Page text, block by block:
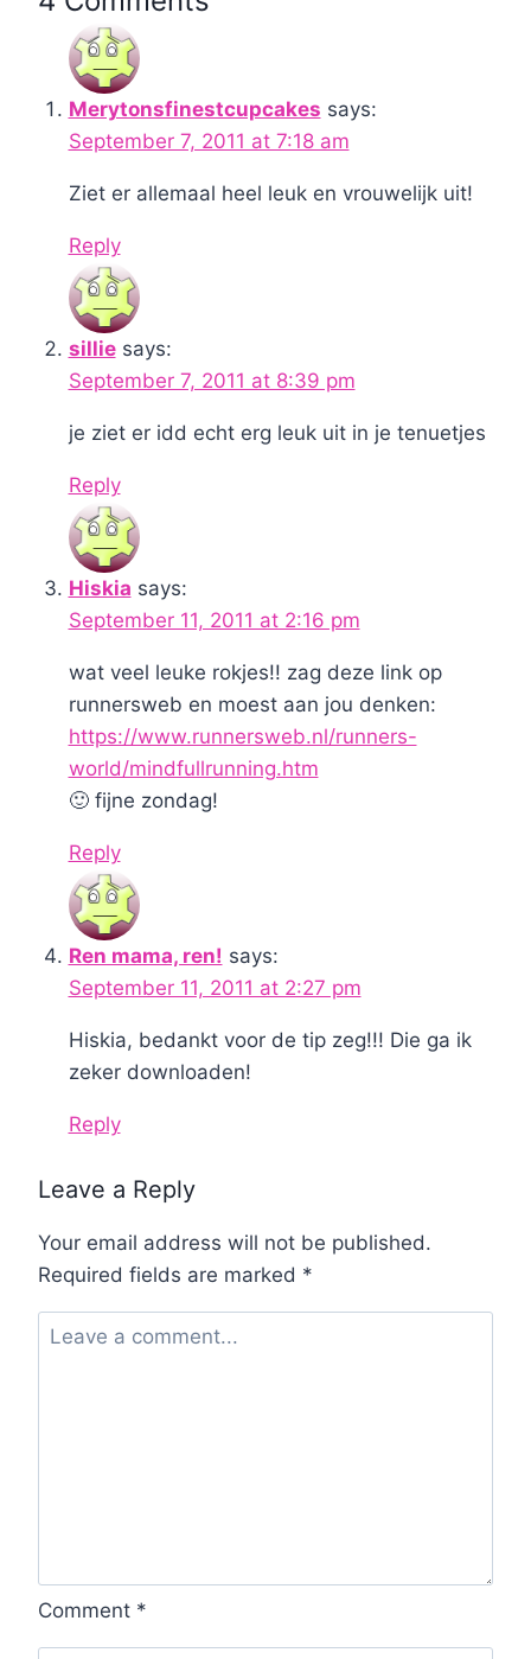
WINNARES
Merytonsfinestcupcakes says:
September 7, 2011 at 7:18 am
Ziet er allemaal heel leuk en vrouwelijk uit!
Reply
sillie says:
September 7, 2011 at 8:39 pm
je ziet er idd echt erg leuk uit in je tenuetjes
Reply
Hiskia says:
September 11, 2011 at 2:16 pm
wat veel leuke rokjes!! zag deze link op
runnersweb en moest aan jou denken:
https://www.runnersweb.nl/runners-
world/mindfullrunning.htm
🙂 fijne zondag!
Reply
Ren mama, ren! says:
September 11, 2011 at 2:27 pm
Hiskia, bedankt voor de tip zeg!!! Die ga ik
zeker downloaden!
Reply
Leave a Reply
Your email address will not be published.
Required fields are marked *
Comment *